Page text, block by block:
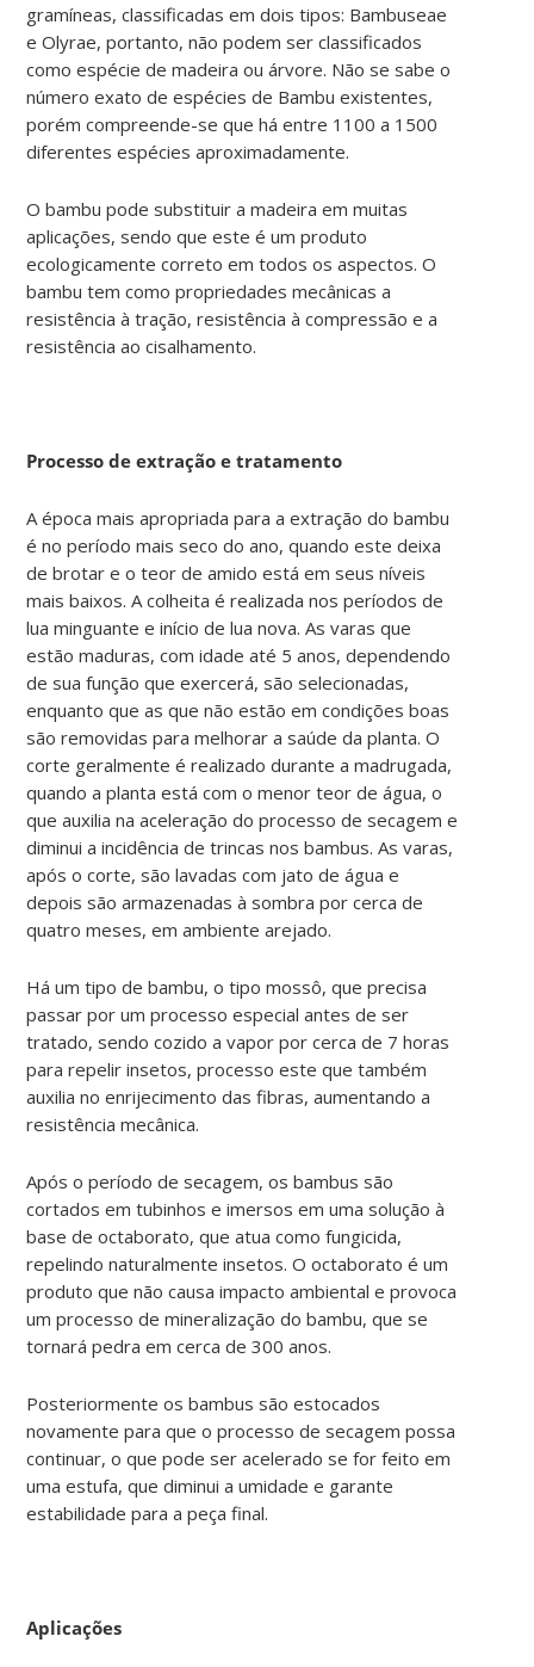
gramíneas, classificadas em dois tipos: Bambuseae
e Olyrae, portanto, não podem ser classificados
como espécie de madeira ou árvore. Não se sabe o
número exato de espécies de Bambu existentes,
porém compreende-se que há entre 1100 a 1500
diferentes espécies aproximadamente.
O bambu pode substituir a madeira em muitas
aplicações, sendo que este é um produto
ecologicamente correto em todos os aspectos. O
bambu tem como propriedades mecânicas a
resistência à tração, resistência à compressão e a
resistência ao cisalhamento.
Processo de extração e tratamento
A época mais apropriada para a extração do bambu
é no período mais seco do ano, quando este deixa
de brotar e o teor de amido está em seus níveis
mais baixos. A colheita é realizada nos períodos de
lua minguante e início de lua nova. As varas que
estão maduras, com idade até 5 anos, dependendo
de sua função que exercerá, são selecionadas,
enquanto que as que não estão em condições boas
são removidas para melhorar a saúde da planta. O
corte geralmente é realizado durante a madrugada,
quando a planta está com o menor teor de água, o
que auxilia na aceleração do processo de secagem e
diminui a incidência de trincas nos bambus. As varas,
após o corte, são lavadas com jato de água e
depois são armazenadas à sombra por cerca de
quatro meses, em ambiente arejado.
Há um tipo de bambu, o tipo mossô, que precisa
passar por um processo especial antes de ser
tratado, sendo cozido a vapor por cerca de 7 horas
para repelir insetos, processo este que também
auxilia no enrijecimento das fibras, aumentando a
resistência mecânica.
Após o período de secagem, os bambus são
cortados em tubinhos e imersos em uma solução à
base de octaborato, que atua como fungicida,
repelindo naturalmente insetos. O octaborato é um
produto que não causa impacto ambiental e provoca
um processo de mineralização do bambu, que se
tornará pedra em cerca de 300 anos.
Posteriormente os bambus são estocados
novamente para que o processo de secagem possa
continuar, o que pode ser acelerado se for feito em
uma estufa, que diminui a umidade e garante
estabilidade para a peça final.
Aplicações